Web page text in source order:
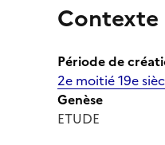
Période de
2e moitié 19e
Genèse
ETUDE